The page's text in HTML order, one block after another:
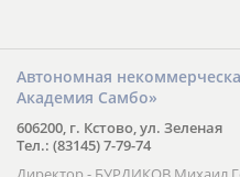
Автономная
Академия Самбо»
606200, г. Кстово, ул. Зеленая
Тел.: (83145) 7-79-74